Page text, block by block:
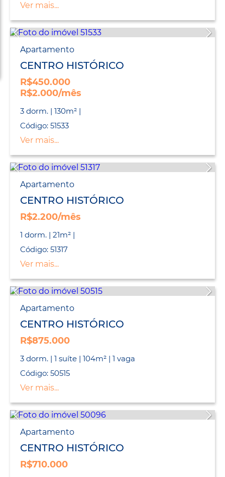
Ver mais...
Apartamento
CENTRO HISTÓRICO
R$450.000
R$2.000/mês
3 dorm. | 130m² |
Código: 51533
Ver mais...
Apartamento
CENTRO HISTÓRICO
R$2.200/mês
1 dorm. | 21m² |
Código: 51317
Ver mais...
Apartamento
CENTRO HISTÓRICO
R$875.000
3 dorm. | 1 suíte | 104m² | 1 vaga
Código: 50515
Ver mais...
Apartamento
CENTRO HISTÓRICO
R$710.000